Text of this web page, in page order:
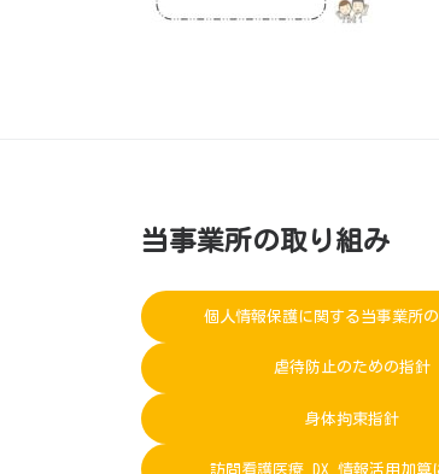
当事業所の取り組み
個人情報保護に関する当事業所
虐待防止のための指針
身体拘束指針
訪問看護医療 DX 情報活用加算